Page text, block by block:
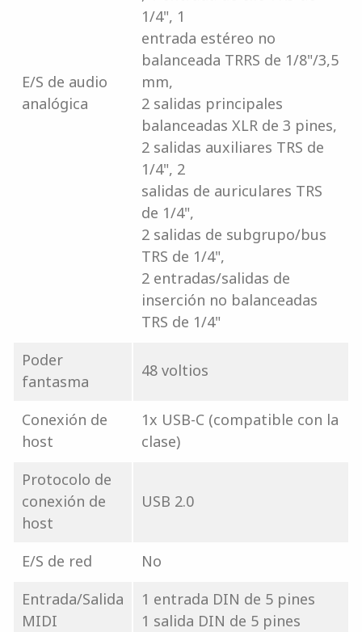
E/S de audio
analógica
1/4", 1
entrada estéreo no
balanceada TRRS de 1/8"/3,5
mm,
2 salidas principales
balanceadas XLR de 3 pines,
2 salidas auxiliares TRS de
1/4", 2
salidas de auriculares TRS
de 1/4",
2 salidas de subgrupo/bus
TRS de 1/4",
2 entradas/salidas de
inserción no balanceadas
TRS de 1/4"
Poder
fantasma
48 voltios
Conexión de
host
1x USB-C (compatible con la
clase)
Protocolo de
conexión de
host
USB 2.0
E/S de red
No
Entrada/Salida
MIDI
1 entrada DIN de 5 pines
1 salida DIN de 5 pines